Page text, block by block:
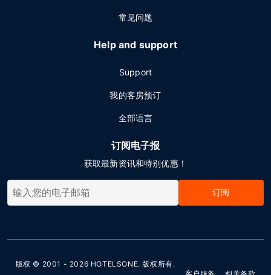
常见问题
Help and support
Support
我的客房预订
全部语言
订阅电子报
获取最新资讯和特别优惠！
订阅
版权 © 2001 - 2026 HOTELSONE. 版权所有.